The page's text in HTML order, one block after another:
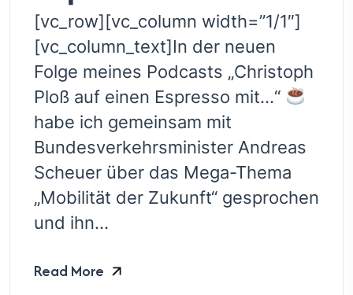
[vc_row][vc_column width=”1/1″]
[vc_column_text]In der neuen
Folge meines Podcasts „Christoph
Ploß auf einen Espresso mit…“
habe ich gemeinsam mit
Bundesverkehrsminister Andreas
Scheuer über das Mega-Thema
„Mobilität der Zukunft“ gesprochen
und ihn...
Read More